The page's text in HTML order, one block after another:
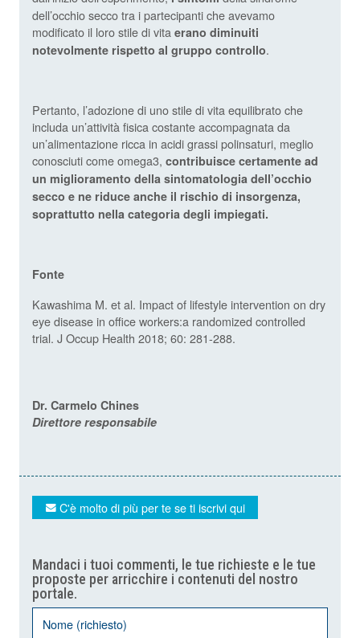
dell’occhio secco tra i partecipanti che avevamo
modificato il loro stile di vita erano diminuiti
notevolmente rispetto al gruppo controllo.
Pertanto, l’adozione di uno stile di vita equilibrato che
includa un’attività fisica costante accompagnata da
un’alimentazione ricca in acidi grassi polinsaturi, meglio
conosciuti come omega3, contribuisce certamente ad
un miglioramento della sintomatologia dell’occhio
secco e ne riduce anche il rischio di insorgenza,
soprattutto nella categoria degli impiegati.
Fonte
Kawashima M. et al. Impact of lifestyle intervention on dry
eye disease in office workers:a randomized controlled
trial. J Occup Health 2018; 60: 281-288.
Dr. Carmelo Chines
Direttore responsabile
C'è molto di più per te se ti iscrivi qui
Mandaci i tuoi commenti, le tue richieste e le tue
proposte per arricchire i contenuti del nostro
portale.